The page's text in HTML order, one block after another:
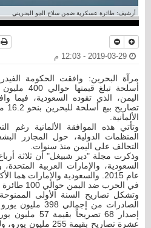
أرشيف: طائرة عسكرية ضمن سلاح الجو البحريني
مرآة البحرين: وافقت الحكومة
أسلحة تبلغ
الألمانية.
وتأتي هذه الموافقة الألمانية رغم
المنظمات الدولية، حول المجازر
التحالف على اليمن منذ سنوات.
وذكرت مجلة "دير شبيغل" أن ثلاثة
السعودية، والإمارات العربية
عام 2015. والسعودية والإمارات
في الحرب ضد اليمن حوالي 100 طائرة مقاتلة.
وتشكل تصاريح السنة الأولى الممنوحة
الصادرات من
إصدار 68